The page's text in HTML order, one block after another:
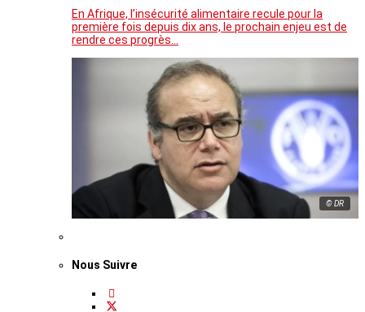
En Afrique, l’insécurité alimentaire recule pour la
première fois depuis dix ans, le prochain enjeu est de
rendre ces progrès…
© DR
Nous Suivre